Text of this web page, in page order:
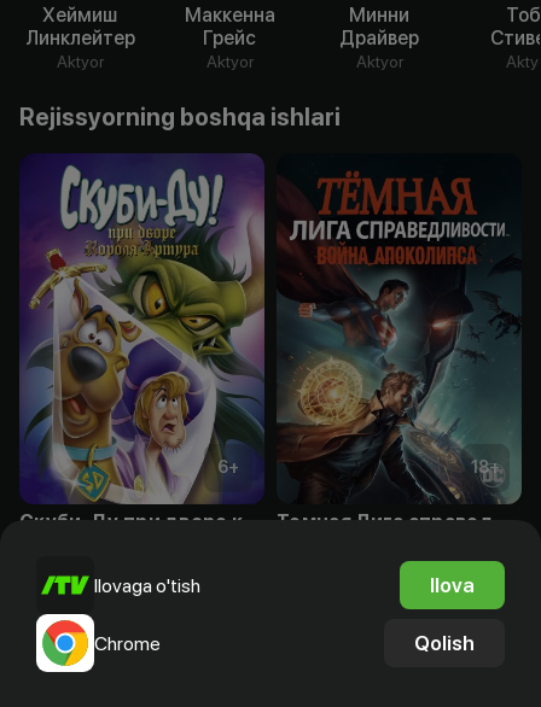
Хеймиш
Линклейтер
Aktyor
Маккенна
Грейс
Aktyor
Минни
Драйвер
Aktyor
Rejissyorning boshqa ishlari
6+ 18+
Ilovaga o'tish Ilova
Chrome Qolish